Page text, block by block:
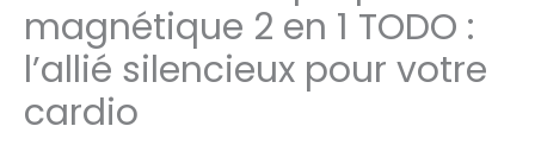
magnétique 2 en 1 TODO :
l’allié silencieux pour votre
cardio